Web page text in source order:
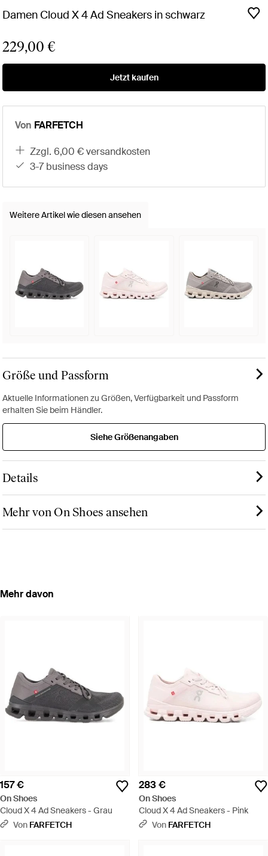
Damen Cloud X 4 Ad Sneakers in schwarz
229,00 €
Jetzt kaufen
Von FARFETCH
zzgl. 6,00 € versandkosten
3-7 business days
Weitere Artikel wie diesen ansehen
Größe und Passform
Aktuelle Informationen zu Größen, Verfügbarkeit und Passform
erhalten Sie beim Händler.
Siehe Größenangaben
Details
Mehr von On Shoes ansehen
Mehr davon
157 €
On Shoes
Cloud X 4 Ad Sneakers - Grau
Von FARFETCH
283 €
On Shoes
Cloud X 4 Ad Sneakers - Pink
Von FARFETCH